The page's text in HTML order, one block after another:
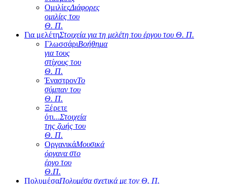
ΟμιλίεςΔιάφορες
ομιλίες του
Θ. Π.
Για μελέτηΣτοιχεία για τη μελέτη του έργου του Θ. Π.
ΓλωσσάριΒοήθημα
για τους
στίχους του
Θ. Π.
ΈναστρονΤο
σύμπαν του
Θ. Π.
Ξέρετε
ότι...Στοιχεία
της ζωής του
Θ. Π.
ΟργανικάΜουσικά
όργανα στο
έργο του
Θ.Π.
ΠολυμέσαΠολυμέσα σχετικά με τον Θ. Π.